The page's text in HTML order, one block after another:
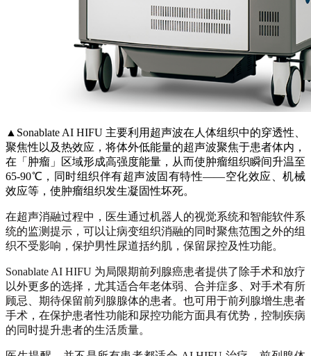
▲Sonablate AI HIFU 主要利用超声波在人体组织中的穿透性、
聚焦性以及热效应，将体外低能量的超声波聚焦于患者体内，
在「肿瘤」区域形成高强度能量，从而使肿瘤组织瞬间升温至
65-90℃，同时组织伴有超声波固有特性——空化效应、机械
效应等，使肿瘤组织发生凝固性坏死。
在超声消融过程中，医生通过机器人的视觉系统和智能软件系
统的监测提示，可以让病变组织消融的同时聚焦范围之外的组
织不受影响，保护男性尿道括约肌，保留尿控及性功能。
Sonablate AI HIFU 为局限期前列腺癌患者提供了除手术和放疗
以外更多的选择，尤其适合年老体弱、合并症多、对手术有所
顾忌、期待保留前列腺腺体的患者。也可用于前列腺增生患者
手术，在保护患者性功能和尿控功能方面具有优势，控制疾病
的同时提升患者的生活质量。